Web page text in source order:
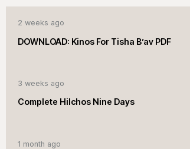
2 weeks ago
DOWNLOAD: Kinos For Tisha B’av PDF
3 weeks ago
Complete Hilchos Nine Days
1 month ago